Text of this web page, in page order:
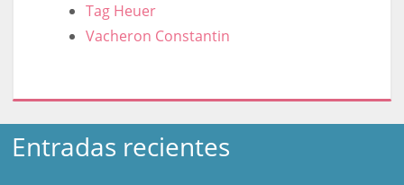
Tag Heuer
Vacheron Constantin
Entradas recientes